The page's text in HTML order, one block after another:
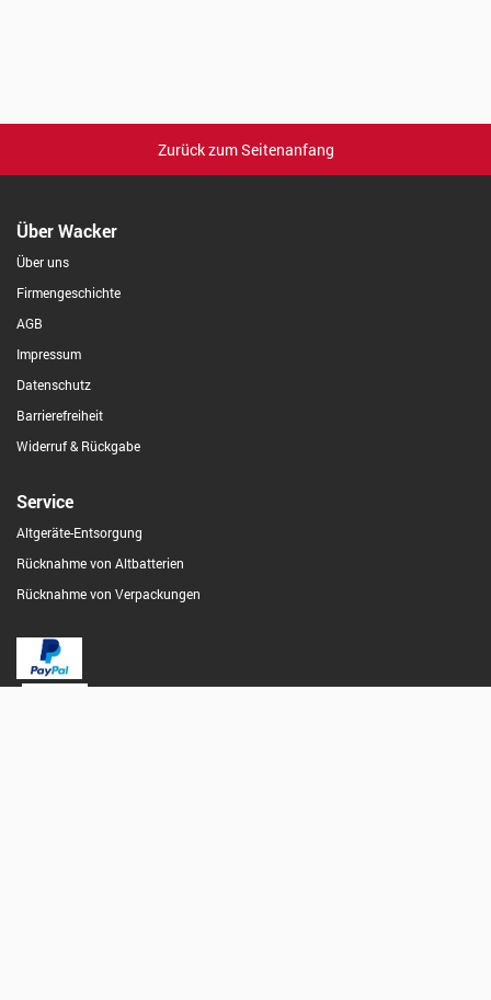
Zurück zum Seitenanfang
Über Wacker
Über uns
Firmengeschichte
AGB
Impressum
Datenschutz
Barrierefreiheit
Widerruf & Rückgabe
Service
Altgeräte-Entsorgung
Rücknahme von Altbatterien
Rücknahme von Verpackungen